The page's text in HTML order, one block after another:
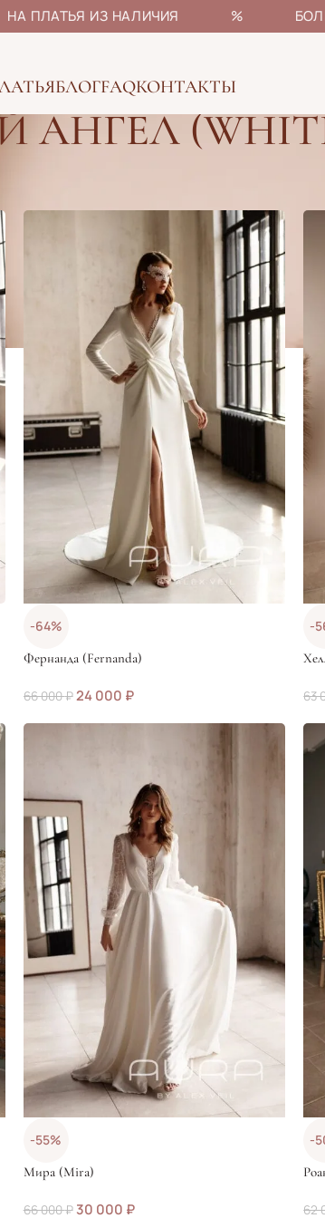
ПЛАТЬЯ ИЗ НАЛИЧИЯ % БОЛЕЕ
БЛОГFAQКОНТАКТЫ
АНГЕЛ
(White Angel)
-64%
Фернанда (Fernanda)
66 000₽24 000 ₽
-
63
-55%
Мира (Mira)
66 000₽ 30 000 ₽
-
62